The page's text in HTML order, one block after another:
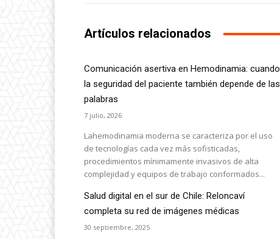
Artículos relacionados
Comunicación asertiva en Hemodinamia: cuando
la seguridad del paciente también depende de las
palabras
7 julio, 2026
Lahemodinamia moderna se caracteriza por el uso
de tecnologías cada vez más sofisticadas,
procedimientos mínimamente invasivos de alta
complejidad y equipos de trabajo conformados...
Salud digital en el sur de Chile: Reloncaví
completa su red de imágenes médicas
30 septiembre, 2025